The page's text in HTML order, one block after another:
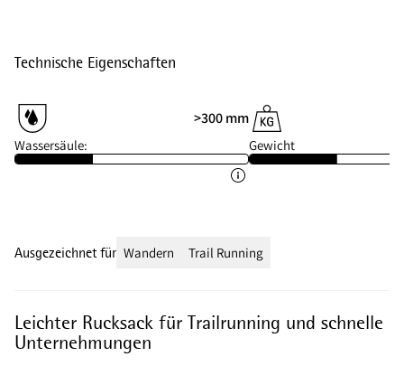
Technische Eigenschaften
>300 mm
Wassersäule: Gewicht
Leichter Rucksack für Trailrunning und schnelle
Unternehmungen
Ausgezeichnet für Wandern Trail Running